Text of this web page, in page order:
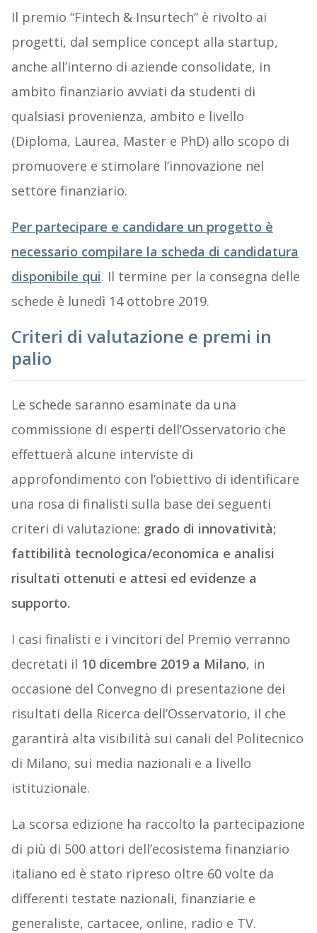
Il premio “Fintech & Insurtech” è rivolto ai
progetti, dal semplice concept alla startup,
anche all’interno di aziende consolidate, in
ambito finanziario avviati da studenti di
qualsiasi provenienza, ambito e livello
(Diploma, Laurea, Master e PhD) allo scopo di
promuovere e stimolare l’innovazione nel
settore finanziario.
Per partecipare e candidare un progetto è
necessario compilare la scheda di candidatura
disponibile qui. Il termine per la consegna delle
schede è lunedì 14 ottobre 2019.
Criteri di valutazione e premi in
palio
Le schede saranno esaminate da una
commissione di esperti dell’Osservatorio che
effettuerà alcune interviste di
approfondimento con l’obiettivo di identificare
una rosa di finalisti sulla base dei seguenti
criteri di valutazione: grado di innovatività;
fattibilità tecnologica/economica e analisi
risultati ottenuti e attesi ed evidenze a
supporto.
I casi finalisti e i vincitori del Premio verranno
decretati il 10 dicembre 2019 a Milano, in
occasione del Convegno di presentazione dei
risultati della Ricerca dell’Osservatorio, il che
garantirà alta visibilità sui canali del Politecnico
di Milano, sui media nazionali e a livello
istituzionale.
La scorsa edizione ha raccolto la partecipazione
di più di 500 attori dell’ecosistema finanziario
italiano ed è stato ripreso oltre 60 volte da
differenti testate nazionali, finanziarie e
generaliste, cartacee, online, radio e TV.